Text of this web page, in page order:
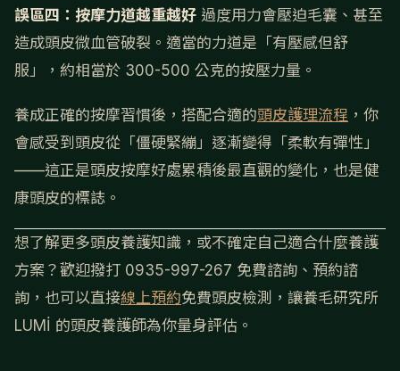
誤區四：按摩力道越重越好 過度用力會壓迫毛囊、甚至
造成頭皮微血管破裂。適當的力道是「有壓感但舒
服」，約相當於 300-500 公克的按壓力量。
養成正確的按摩習慣後，搭配合適的頭皮護理流程 ，你
會感受到頭皮從「僵硬緊繃」逐漸變得「柔軟有彈性」
——這正是頭皮按摩好處累積後最直觀的變化，也是健
康頭皮的標誌。
想了解更多頭皮養護知識，或不確定自己適合什麼養護
方案？歡迎撥打 0935-997-267 免費諮詢、預約諮
詢，也可以直接線上預約免費頭皮檢測，讓養毛研究所
LUMİ 的頭皮養護師為你量身評估。